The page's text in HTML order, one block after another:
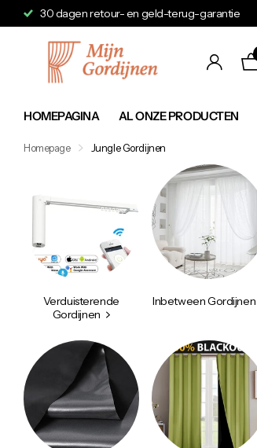
Verzending binnen 24 tot 48 uur
HOMEPAGINA AL ONZE PRODUCTEN
Homepage Jungle Gordijnen
Verduisterende
Gordijnen
Inbetween Gordijnen